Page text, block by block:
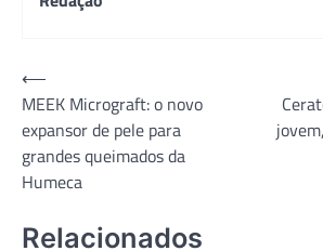
Navegação
de
Post
⟵
MEEK Micrograft: o novo
expansor de pele para
grandes queimados da
Humeca
Relacionados